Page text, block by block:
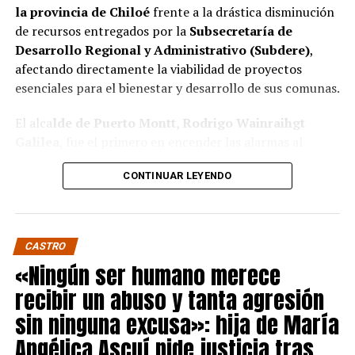
la provincia de Chiloéfrente a la drástica disminución
de recursos entregados por la Subsecretaría de
Desarrollo Regional y Administrativo (Subdere),
afectando directamente la viabilidad de proyectos
esenciales para el bienestar y desarrollo de sus comunas.
El alca lde de Puerto Montt, Rodrigo Wainraihgt
denunciar públicamente que la Subdere no cuenta con
fondos para financiar iniciativas del Programa de
Mejoramiento de Barrios (PMB), a pesar de que muchas
ya estaban declaradas elegibles.
historia, la Subdere no tiene recursos para estos
programas fundamentales”, afirmó el edil de la capital
regional de Los Lagos.
Sus pares de Chiloé respaldaron sus declaraciones,
manifestando su inquietud por el impacto que esta
CONTINUAR LEYENDO
CASTRO
«Ningún ser humano merece
recibir un abuso y tanta agresión
sin ninguna excusa»: hija de María